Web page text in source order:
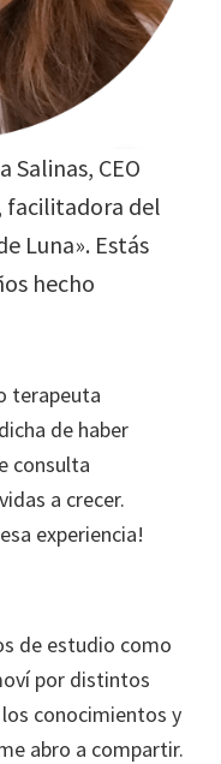
CEO
facilitadora del
Luna». Estás
hecho
terapeuta
de haber
consulta
a crecer.
experiencia!
de estudio como
por distintos
conocimientos y
abro a compartir.